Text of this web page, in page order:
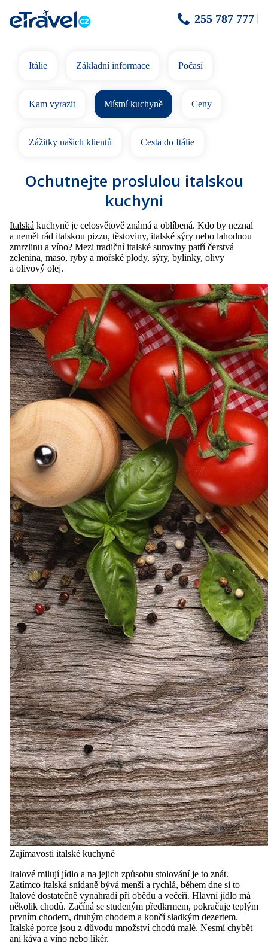
255 787 777
Itálie Základní informace Počasí
Kam vyrazit Místní kuchyně Ceny
Zážitky našich klientů Cesta do Itálie
Ochutnejte proslulou italskou
kuchyni
Italská kuchyně je celosvětově známá a oblíbená. Kdo by neznal
a neměl rád italskou pizzu, těstoviny, italské sýry nebo lahodnou
zmrzlinu a víno? Mezi tradiční italské suroviny patří čerstvá
zelenina, maso, ryby a mořské plody, sýry, bylinky, olivy
a olivový olej.
Zajímavosti italské kuchyně
Italové milují jídlo a na jejich způsobu stolování je to znát.
Zatímco italská snídaně bývá menší a rychlá, během dne si to
Italové dostatečně vynahradí při obědu a večeři. Hlavní jídlo má
několik chodů. Začíná se studeným předkrmem, pokračuje teplým
prvním chodem, druhým chodem a končí sladkým dezertem.
Italské porce jsou z důvodu množství chodů malé. Nesmí chybět
ani káva a víno nebo likér.